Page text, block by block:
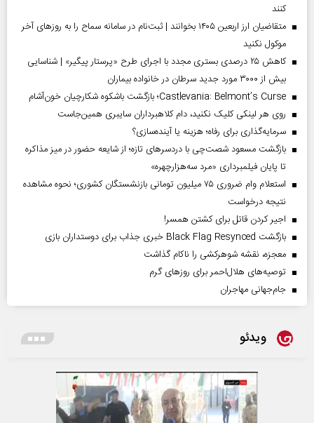
کنند
متقاضیان ارز اربعین ۱۴۰۵ بخوانند | ثبت‌نام در سامانه سماح را به روز‌های آخر
موکول نکنید
کاهش ۲۵ درصدی بستری مجدد با اجرای طرح «پرستار پیگیر» | شناسایی
بیش از ۳۰۰۰ مورد جدید سرطان در خانواده بیماران
Castlevania: Belmont’s Curse؛ بازگشت باشکوه شکارچیان خون‌آشام
روی هر لینکی کلیک نکنید، دام کلاهبرداران سایبری همین‌جاست
سرمایه‌گذاری برای رفاه؛ هزینه یا آینده‌سازی؟
بازگشت مسعود شصت‌چی با دردسر‌های تازه؛ از شایعه حضور در میز مذاکره
تا پایان فیلمبرداری «مرد سه‌هزارچهره»
استعلام وام ضروری ۷۵ میلیون تومانی بازنشستگان کشوری؛ نحوه مشاهده
نتیجه درخواست
اجیر کردن قاتل برای کشتن همسر!
بازگشت Black Flag Resynced خبری جذاب برای دوستداران بازی
معجزه، نقشه شوهرکشی را ناکام گذاشت
توصیه‌های هلال‌احمر برای روز‌های گرم
جام‌جهانی مهاجران
ویدئو